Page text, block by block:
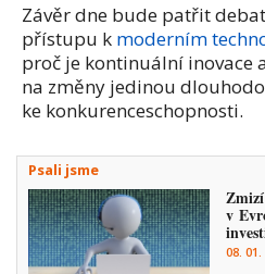
Závěr dne bude patřit
přístupu k moderním
proč je kontinuální inovace
na změny jedinou
ke konkurenceschopnosti.
Psali jsme
v
08. 01.